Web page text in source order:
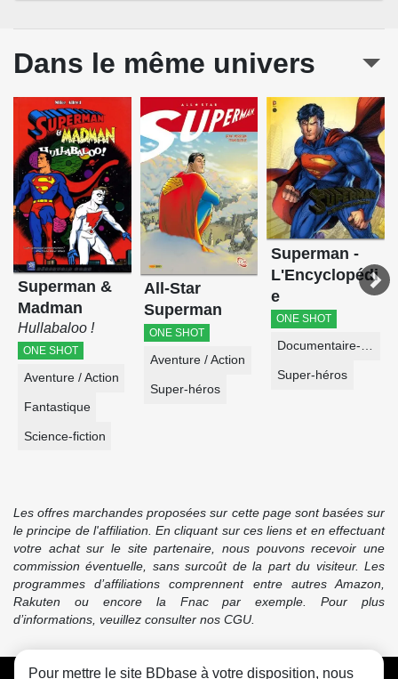
Dans le même univers
Superman &
Madman
Hullabaloo !
ONE SHOT
Aventure / Action
Fantastique
Science-fiction
All-Star
Superman
ONE SHOT
Aventure / Action
Super-héros
Superman -
L'Encyclopédi
e
ONE SHOT
Documentaire-Encyclopédie
Super-héros
Les offres marchandes proposées sur cette page sont basées sur
le principe de l'affiliation. En cliquant sur ces liens et en effectuant
votre achat sur le site partenaire, nous pouvons recevoir une
commission éventuelle, sans surcoût de la part du visiteur. Les
programmes d’affiliations comprennent entre autres Amazon,
Rakuten ou encore la Fnac par exemple. Pour plus
d’informations, veuillez consulter nos CGU.
CGU FAQ Contact Cookies
Pour mettre le site BDbase à votre disposition, nous